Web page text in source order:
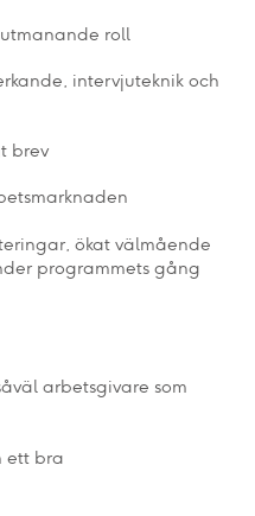
roll
intervjuteknik och
brev
ökat välmående
programmets gång
arbetsgivare som
ett bra